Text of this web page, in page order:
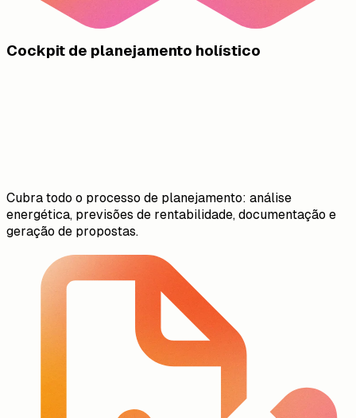
Cockpit de planejamento holístico
Cubra todo o processo de planejamento: análise
energética, previsões de rentabilidade, documentação e
geração de propostas.